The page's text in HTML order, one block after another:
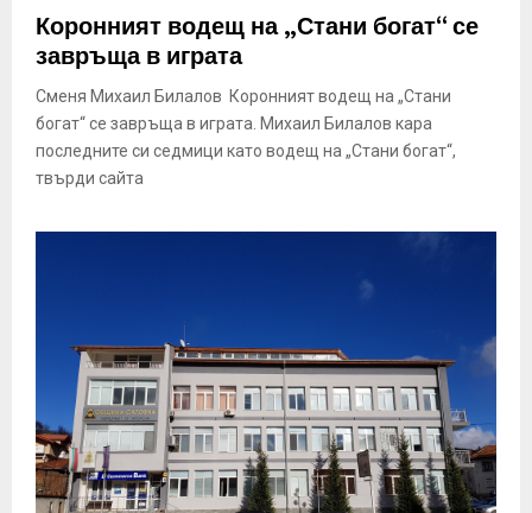
Коронният водещ на „Стани богат“ се
завръща в играта
Сменя Михаил Билалов Коронният водещ на „Стани
богат“ се завръща в играта. Михаил Билалов кара
последните си седмици като водещ на „Стани богат“,
твърди сайта